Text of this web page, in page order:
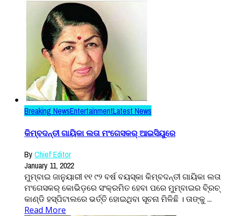
Breaking NewsEntertainmentLatest News
କିମ୍ବଦନ୍ତୀ ଗାୟିକା ଲତା ମଂଗେସକର୍ ଆଇସିୟୁରେ
ByChief Editor
January 11, 2022
ମୁମ୍ବାଇ ଜାନୁୟାରୀ ୧୧ ୯୨ ବର୍ଷ ବୟସ୍କା କିମ୍ବଦନ୍ତୀ ଗାୟିକା ଲତା
ମଂଗେସକର୍ କୋଭିଡ଼ରେ ସଂକ୍ରମିତ ହେବା ପରେ ମୁମ୍ବାଇର ବି୍ରଚ୍
କାଣ୍ଡି ହସ୍ପିଟାଲରେ ଭର୍ତ୍ତି ହୋଇଥିବା ସୂଚନା ମିଳିଛି । ତାଙ୍କୁ ...
Read More